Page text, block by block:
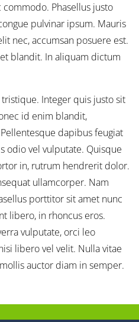
Phasellus justo
pulvinar ipsum. Mauris
nec, accumsan posuere est.
blandit. In aliquam dictum
Integer quis justo sit
id enim blandit,
dapibus feugiat
odio vel vulputate. Quisque
in, rutrum hendrerit dolor.
ullamcorper. Nam
porttitor sit amet nunc
libero, in rhoncus eros.
vulputate, orci leo
libero vel velit. Nulla vitae
auctor diam in semper.